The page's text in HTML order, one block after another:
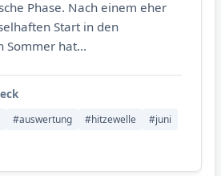
Phase. Nach einem eher
Start in den
Sommer hat...
#auswertung #hitzewelle
#juni